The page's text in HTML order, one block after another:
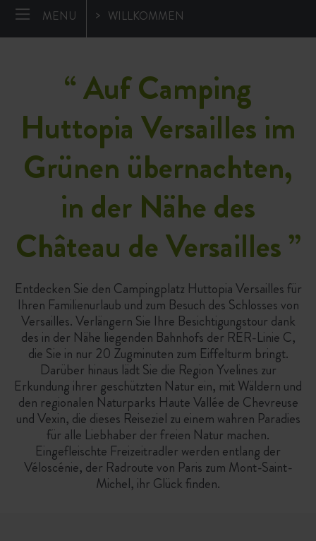
MENU WILLKOMMEN
“Auf Camping
Huttopia Versailles im
Grünen übernachten,
in der Nähe des
Château de Versailles”
Entdecken Sie den Campingplatz Huttopia Versailles für
Ihren Familienurlaub und zum Besuch des Schlosses von
Versailles. Verlängern Sie Ihre Besichtigungstour dank
des in der Nähe liegenden Bahnhofs der RER-Linie C,
die Sie in nur 20 Zugminuten zum Eiffelturm bringt.
Darüber hinaus lädt Sie die Region Yvelines zur
Erkundung ihrer geschützten Natur ein, mit Wäldern und
den regionalen Naturparks Haute Vallée de Chevreuse
und Vexin, die dieses Reiseziel zu einem wahren Paradies
für alle Liebhaber der freien Natur machen.
Eingefleischte Freizeitradler werden entlang der
Véloscénie, der Radroute von Paris zum Mont-Saint-
Michel, ihr Glück finden.